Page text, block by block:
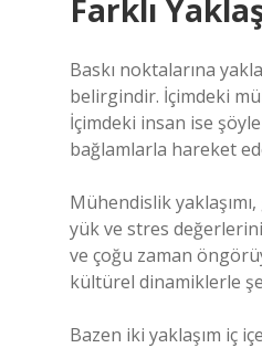
Farklı
Baskı noktalarına
belirgindir. İçimdeki
İçimdeki insan ise
bağlamlarla hareket
Mühendislik
yük ve stres
ve çoğu zaman
kültürel dinamiklerle
Bazen iki yaklaşım iç